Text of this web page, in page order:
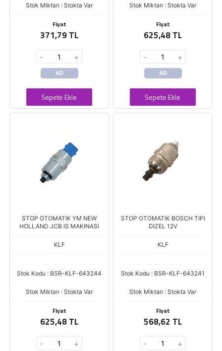
Stok Miktarı : Stokta Var
Fiyat
371,79 TL
- +
AD
Sepete Ekle
Stok Miktarı : Stokta Var
Fiyat
625,48 TL
- +
AD
Sepete Ekle
STOP OTOMATIK YM NEW
HOLLAND JCB IS MAKINASI
KLF
Stok Kodu : BSR-KLF-643244
Stok Miktarı : Stokta Var
Fiyat
625,48 TL
- +
STOP OTOMATIK BOSCH TIPI
DIZEL 12V
KLF
Stok Kodu : BSR-KLF-643241
Stok Miktarı : Stokta Var
Fiyat
568,62 TL
- +